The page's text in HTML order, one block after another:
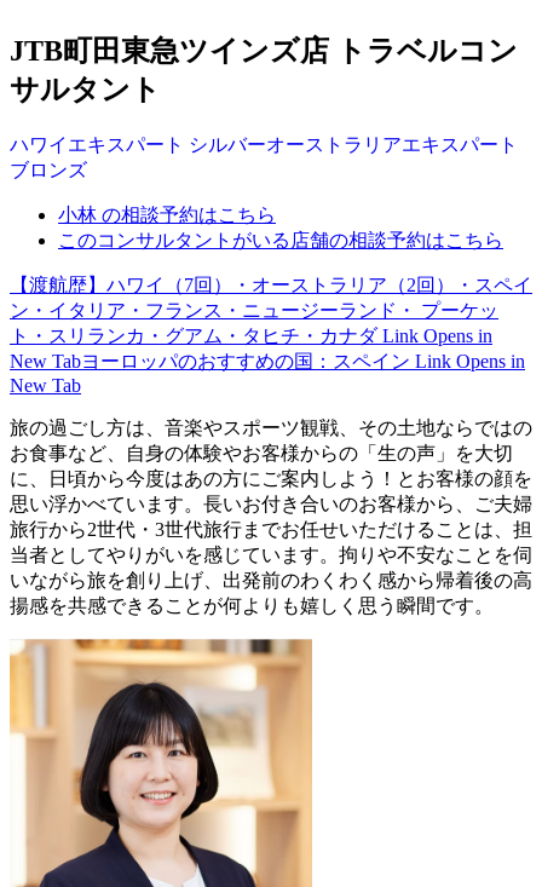
JTB町田東急ツインズ店 トラベルコン
サルタント
ハワイ エキスパート シルバーオーストラリアエキスパート
ブロンズ
小林 の相談予約はこちら
このコンサルタントがいる店舗の相談予約はこちら
【渡航歴】ハワイ（7回）・オーストラリア（2回）・スペイ
ン・イタリア・フランス・ニュージーランド・ プーケッ
ト・スリランカ・グアム・タヒチ・カナダLink Opens in
New Tabヨーロッパのおすすめの国：スペイン Link Opens in
New Tab
旅の過ごし方は、音楽やスポーツ観戦、その土地ならではの
お食事など、自身の体験やお客様からの「生の声」を大切
に、日頃から今度はあの方にご案内しよう！とお客様の顔を
思い浮かべています。⻑いお付き合いのお客様から、ご夫婦
旅行から2世代・3世代旅行までお任せいただけることは、担
当者としてやりがいを感じています。拘りや不安なことを伺
いながら旅を創り上げ、出発前のわくわく感から帰着後の高
揚感を共感できることが何よりも嬉しく思う瞬間です。